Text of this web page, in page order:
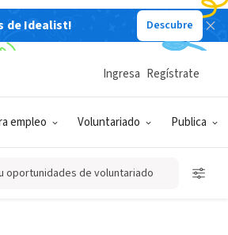
de Idealist! Descubre
empleo Voluntariado Publica
Ingresa Regístrate
oportunidades de voluntariado
FIN DE LUCRO
Southwest